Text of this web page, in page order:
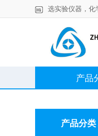
选实验仪器，化
产品
产品分类